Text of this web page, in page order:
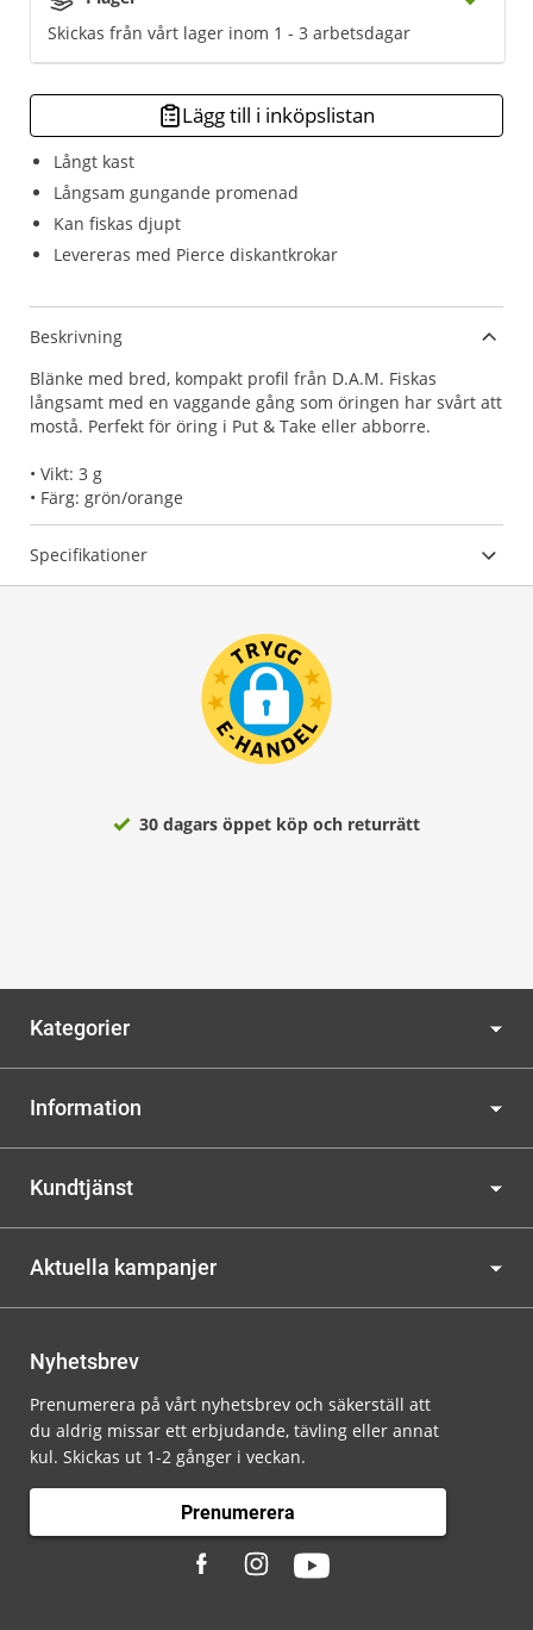
Långt kast
Långsam gungande promenad
Kan fiskas djupt
Levereras med Pierce diskantkrokar
Skickas från vårt lager inom 1 - 3 arbetsdagar
Lägg till i inköpslistan
Beskrivning
Blänke med bred, kompakt profil från D.A.M. Fiskas
långsamt med en vaggande gång som öringen har svårt att
mostå. Perfekt för öring i Put & Take eller abborre.
• Vikt: 3 g
• Färg: grön/orange
Specifikationer
30 dagars öppet köp och returrätt
Kategorier
Information
Kundtjänst
Aktuella kampanjer
Nyhetsbrev
Prenumerera på vårt nyhetsbrev och säkerställ att
du aldrig missar ett erbjudande, tävling eller annat
kul. Skickas ut 1-2 gånger i veckan.
Prenumerera